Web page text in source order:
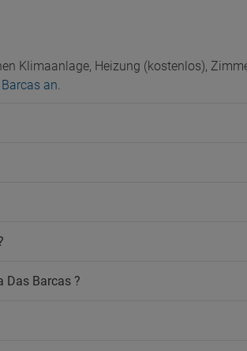
Klimaanlage, Heizung (kostenlos),
an.
Das Barcas ?